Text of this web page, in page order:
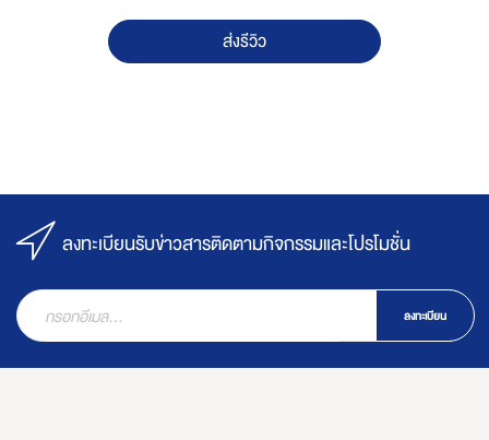
ส่งรีวิว
ลงทะเบียนรับข่าวสารติดตามกิจกรรมและโปรโมชั่น
ลงทะเบียน